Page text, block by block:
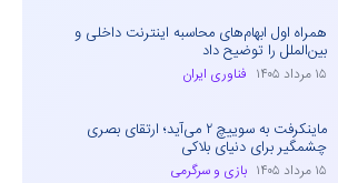
همراه اول ابهام‌های محاسبه اینترنت داخلی و
بین‌الملل را توضیح داد
۱۵ مرداد ۱۴۰۵ فناوری ایران
ماینکرفت به سوییچ ۲ می‌آید؛ ارتقای بصری
چشمگیر برای دنیای بلاکی
۱۵ مرداد ۱۴۰۵ بازی و سرگرمی